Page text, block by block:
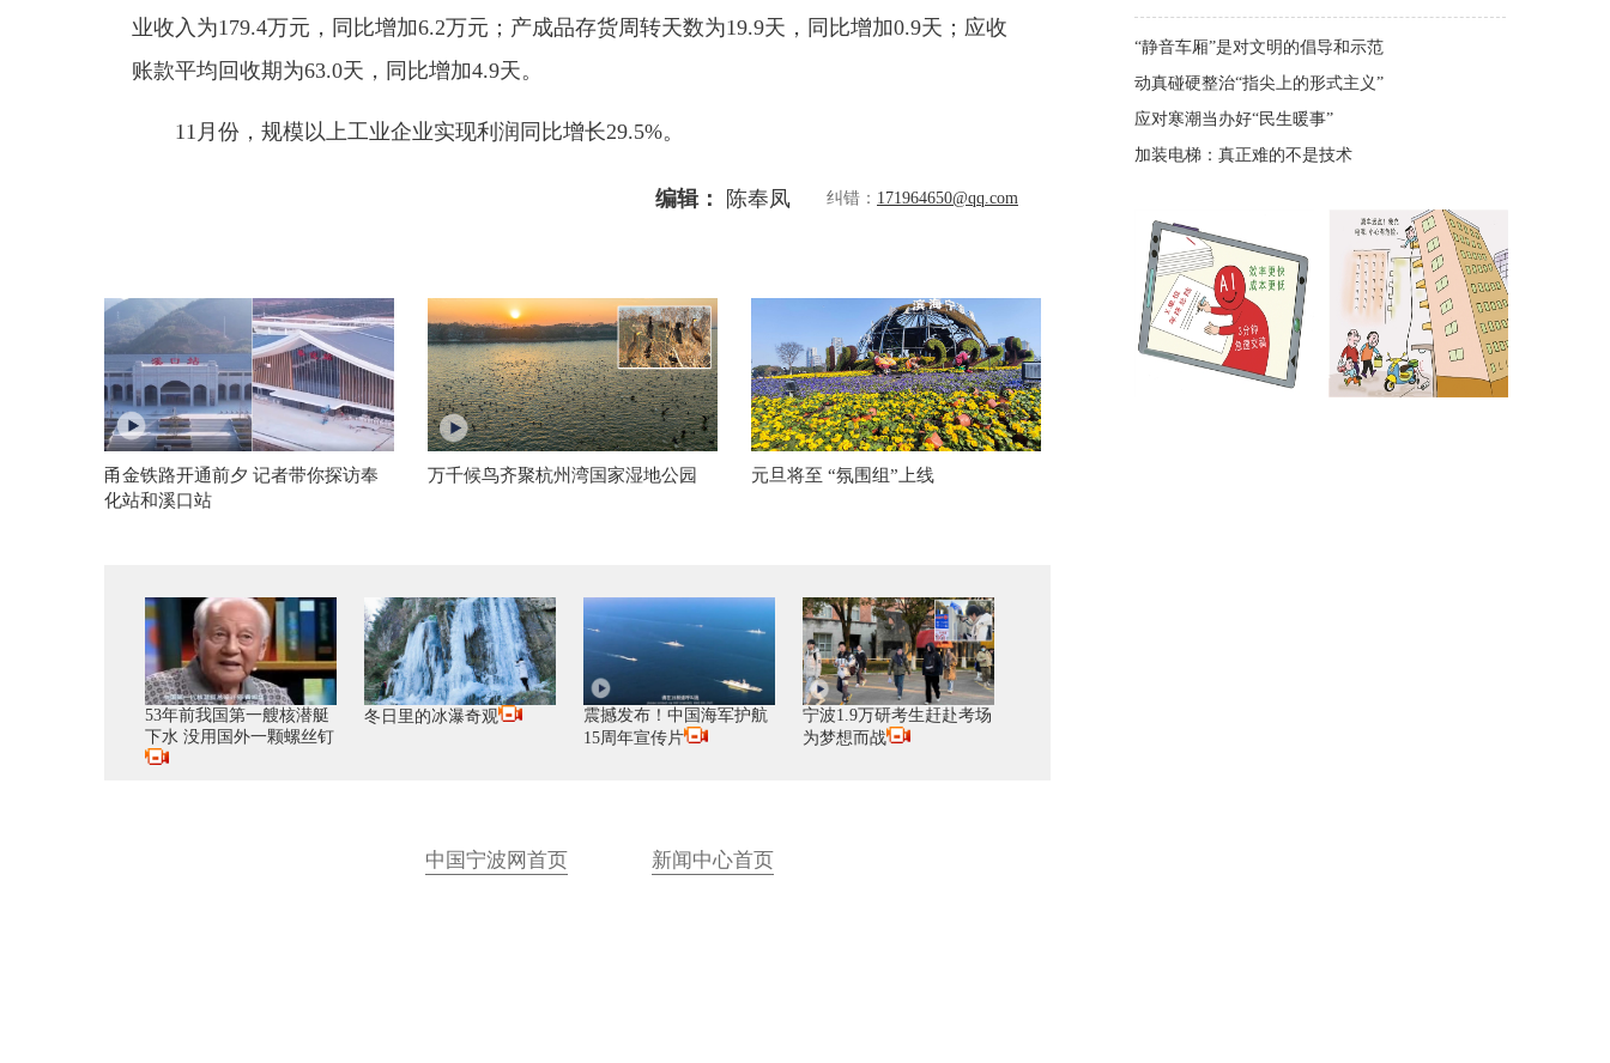
业收入为179.4万元，同比增加6.2万元；产成品存货周转天数为19.9天，同比增加0.9天；应收
账款平均回收期为63.0天，同比增加4.9天。
11月份，规模以上工业企业实现利润同比增长29.5%。
编辑： 陈奉凤 纠错： 171964650@qq.com
甬金铁路开通前夕 记者带你探访奉
化站和溪口站
万千候鸟齐聚杭州湾国家湿地公园 元旦将至 “氛围组”上线
53年前我国第一艘核潜艇
下水 没用国外一颗螺丝钉
冬日里的冰瀑奇观
震撼发布！中国海军护航
15周年宣传片
宁波1.9万研考生赶赴考场
为梦想而战
中国宁波网首页 新闻中心首页
“静音车厢”是对文明的倡导和示范
动真碰硬整治“指尖上的形式主义”
应对寒潮当办好“民生暖事”
加装电梯：真正难的不是技术